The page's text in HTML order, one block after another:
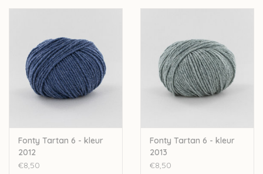
door bijvoorbeeld te werken met een ecologisch
gewerkt waardoor ook de lokale economie gesteund wordt.
Fonty besteedt veel aandacht aan transparantie. Elk product
heeft op zijn label een QR code, hierop vind je alle info over het
productieproces en de oorsprong van de grondstoffen.
De garens van Fonty worden gekleurd op strengen, wat zorgt
dat de kleur dieper in het garen dringt en langer zijn kleur
Nld: 6mm
Fonty Tartan 6 - kleur
2012
€8,50
Fonty Tartan 6 - kleur
2013
€8,50